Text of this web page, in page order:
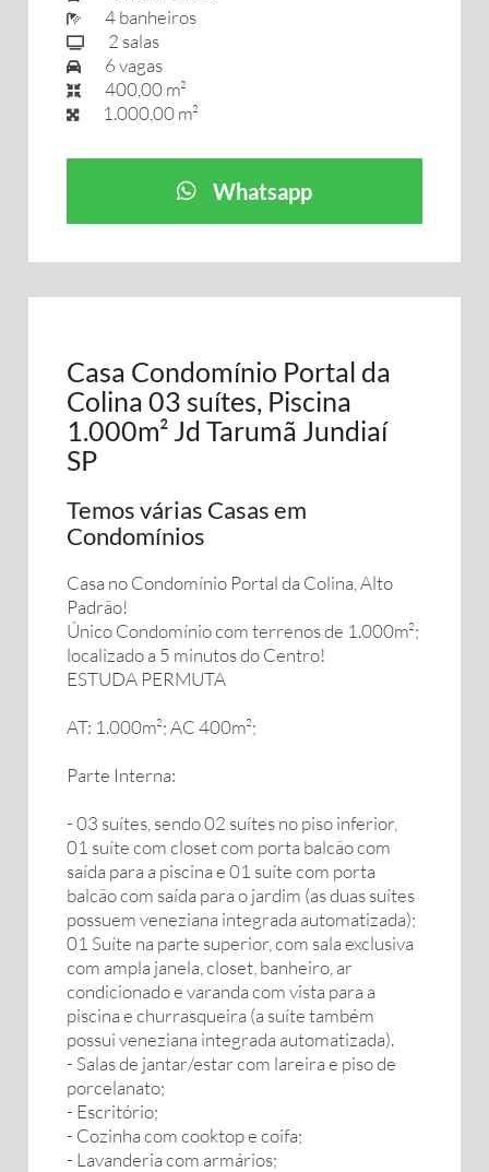
4 banheiros
2 salas
6 vagas
400,00 m²
1.000,00 m²
Whatsapp
Casa Condomínio Portal da
Colina 03 suítes, Piscina
1.000m² Jd Tarumã Jundiaí
SP
Temos várias Casas em
Condomínios
Casa no Condomínio Portal da Colina, Alto
Padrão!
Único Condomínio com terrenos de 1.000m²;
localizado a 5 minutos do Centro!
ESTUDA PERMUTA
AT: 1.000m²; AC 400m²;
Parte Interna:
- 03 suítes, sendo 02 suítes no piso inferior,
01 suíte com closet com porta balcão com
saída para a piscina e 01 suíte com porta
balcão com saída para o jardim (as duas suítes
possuem veneziana integrada automatizada);
01 Suíte na parte superior, com sala exclusiva
com ampla janela, closet, banheiro, ar
condicionado e varanda com vista para a
piscina e churrasqueira (a suíte também
possui veneziana integrada automatizada).
- Salas de jantar/estar com lareira e piso de
porcelanato;
- Escritório;
- Cozinha com cooktop e coifa;
- Lavanderia com armários;